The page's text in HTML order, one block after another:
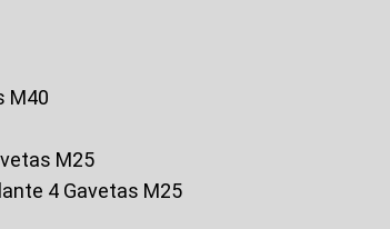
M40
M25
4 Gavetas M25